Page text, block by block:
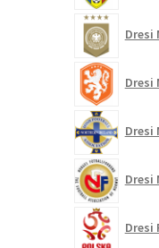
Dresi
Dresi
Dresi
Dresi
Dresi